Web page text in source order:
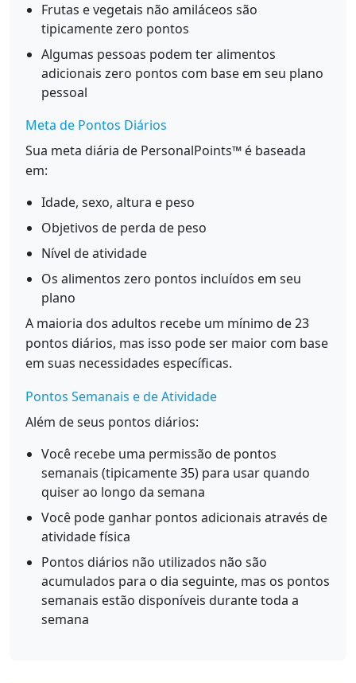
Frutas e vegetais não amiláceos são
tipicamente zero pontos
Algumas pessoas podem ter alimentos
adicionais zero pontos com base em seu plano
pessoal
Meta de Pontos Diários
Sua meta diária de PersonalPoints™ é baseada
em:
Idade, sexo, altura e peso
Objetivos de perda de peso
Nível de atividade
Os alimentos zero pontos incluídos em seu
plano
A maioria dos adultos recebe um mínimo de 23
pontos diários, mas isso pode ser maior com base
em suas necessidades específicas.
Pontos Semanais e de Atividade
Além de seus pontos diários:
Você recebe uma permissão de pontos
semanais (tipicamente 35) para usar quando
quiser ao longo da semana
Você pode ganhar pontos adicionais através de
atividade física
Pontos diários não utilizados não são
acumulados para o dia seguinte, mas os pontos
semanais estão disponíveis durante toda a
semana